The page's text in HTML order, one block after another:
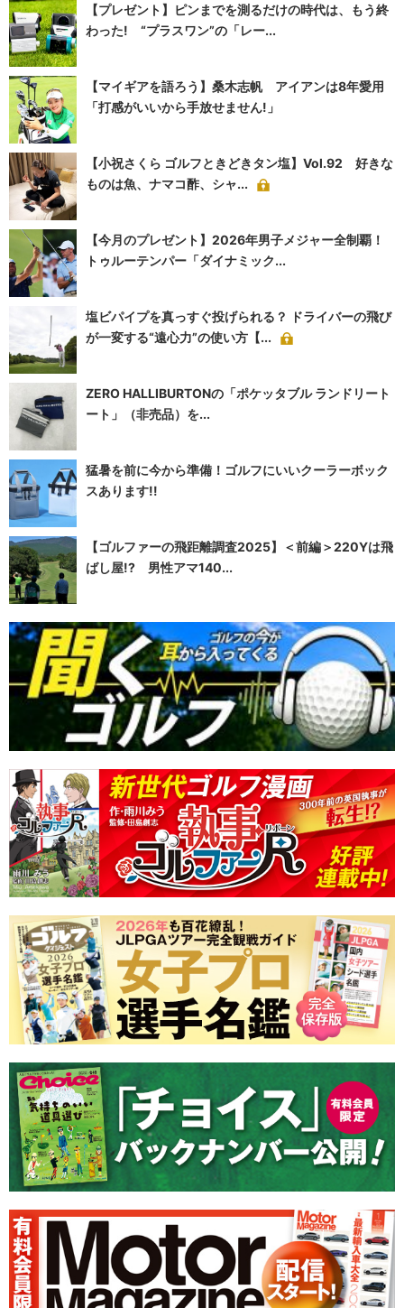
【プレゼント】ピンまでを測るだけの時代は、もう終
わった! “プラスワン”の「レー...
【マイギアを語ろう】桑木志帆 アイアンは8年愛用
「打感がいいから手放せません!」
【小祝さくら ゴルフときどきタン塩】Vol.92 好きな
ものは魚、ナマコ酢、シャ...
【今月のプレゼント】2026年男子メジャー全制覇！
トゥルーテンパー「ダイナミック...
塩ビパイプを真っすぐ投げられる？ ドライバーの飛び
が一変する“遠心力”の使い方【...
ZERO HALLIBURTONの「ポケッタブル ランドリート
ート」（非売品）を...
猛暑を前に今から準備！ゴルフにいいクーラーボック
スあります!!
【ゴルファーの飛距離調査2025】＜前編＞220Yは飛
ばし屋!? 男性アマ140...